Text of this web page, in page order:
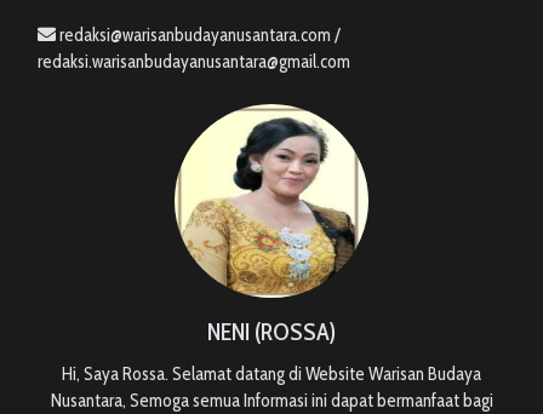
redaksi@warisanbudayanusantara.com /
redaksi.warisanbudayanusantara@gmail.com
NENI (ROSSA)
Hi, Saya Rossa. Selamat datang di Website Warisan Budaya
Nusantara, Semoga semua Informasi ini dapat bermanfaat bagi